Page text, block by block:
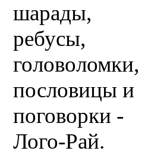
шарады,
ребусы,
головоломки,
пословицы и
поговорки -
Лого-Рай.